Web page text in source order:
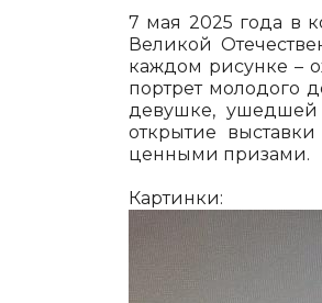
7 мая 2025 года в
Великой
каждом рисунке –
портрет молодого
девушке, ушедшей
открытие
ценными призами.
Картинки: